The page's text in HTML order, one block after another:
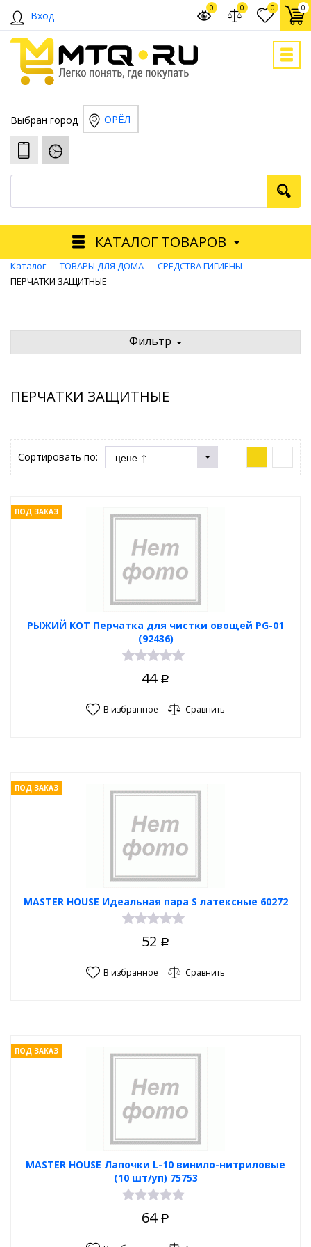
Вход
0 0
0 0
Выбран город ОРЁЛ
КАТАЛОГ ТОВАРОВ
Каталог ТОВАРЫ ДЛЯ ДОМА
СРЕДСТВА ГИГИЕНЫ
ПЕРЧАТКИ ЗАЩИТНЫЕ
Фильтр
ПЕРЧАТКИ ЗАЩИТНЫЕ
Сортировать по:
РЫЖИЙ КОТ Перчатка для чистки овощей PG-01
(92436)
ПОД ЗАКАЗ
44 Р
В избранное Сравнить
MASTER HOUSE Идеальная пара S латексные 60272
ПОД ЗАКАЗ
52 Р
В избранное Сравнить
MASTER HOUSE Лапочки L-10 винило-нитриловые
(10 шт/уп) 75753
ПОД ЗАКАЗ
64 Р